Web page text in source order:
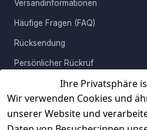
Möbelstücke aus Glas, Metall oder
Accessoire perfekt ergänzt. Dank
Möbel zum Wohnfühlen in höchster
Produktentwicklung verbindet der
ansprechendem Design.
Ihre Privatsphäre
Wir verwenden Cookies und
unserer Website und
Versandinformationen
Häufige Fragen (FAQ)
Rücksendung
Persönlicher Rückruf
Erfahrungen
Vertrag widerrufen